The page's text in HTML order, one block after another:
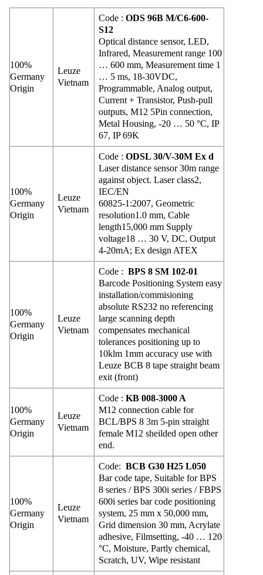
100%
Germany
Origin
Leuze
Vietnam
Code : ODS 96B M/C6-600-
S12
Optical distance sensor, LED,
Infrared, Measurement range 100
… 600 mm, Measurement time 1
… 5 ms, 18-30VDC,
Programmable, Analog output,
Current + Transistor, Push-pull
outputs, M12 5Pin connection,
Metal Housing, -20 … 50 °C, IP
67, IP 69K
100%
Germany
Origin
Leuze
Vietnam
Code :ODSL 30/V-30M Ex d
Laser distance sensor 30m range
against object. Laser class2,
IEC/EN
60825-1:2007, Geometric
resolution1.0 mm, Cable
length15,000 mm Supply
voltage18 … 30 V, DC, Output
4-20mA; Ex design ATEX
100%
Germany
Origin
Leuze
Vietnam
Code :BPS 8 SM 102-01
Barcode Positioning System easy
installation/commisioning
absolute RS232 no referencing
large scanning depth
compensates mechanical
tolerances positioning up to
10klm 1mm accuracy use with
Leuze BCB 8 tape straight beam
exit (front)
100%
Germany
Origin
Leuze
Vietnam
Code :KB 008-3000 A
M12 connection cable for
BCL/BPS 8 3m 5-pin straight
female M12 sheilded open other
end.
100%
Germany
Origin
Leuze
Vietnam
Code:BCB G30 H25 L050
Bar code tape, Suitable for BPS
8 series / BPS 300i series / FBPS
600i series bar code positioning
system, 25 mm x 50,000 mm,
Grid dimension 30 mm, Acrylate
adhesive, Filmsetting, -40 … 120
°C, Moisture, Partly chemical,
Scratch, UV, Wipe resistant